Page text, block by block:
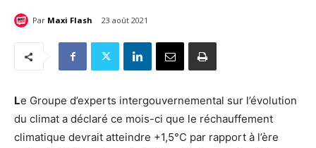
Par Maxi Flash 23 août 2021
Le Groupe d’experts intergouvernemental sur l’évolution
du climat a déclaré ce mois-ci que le réchauffement
climatique devrait atteindre +1,5°C par rapport à l’ère